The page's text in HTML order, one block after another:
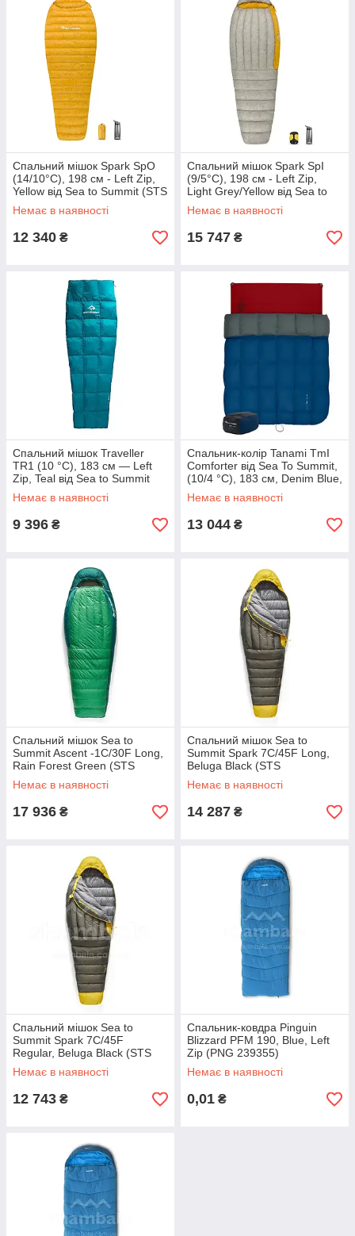
Спальний мішок Spark SpO
(14/10°C), 198 см - Left Zip,
Yellow від Sea to Summit (STS
ASP0-L)
Немає в наявності
12 340 ₴
Спальний мішок Spark SpI
(9/5°C), 198 см - Left Zip,
Light Grey/Yellow від Sea to
Summit (STS ASP1-L)
Немає в наявності
15 747 ₴
Спальний мішок Traveller
TR1 (10 °C), 183 см — Left
Zip, Teal від Sea to Summit
(STS ATR1-R) 2019 MK official
Немає в наявності
9 396 ₴
Спальник-колір Tanami TmI
Comforter від Sea To Summit,
(10/4 °C), 183 см, Denim Blue,
Queen (STS ATM1-Q) MK MK
Немає в наявності
13 044 ₴
Спальний мішок Sea to
Summit Ascent -1C/30F Long,
Rain Forest Green (STS
ASL041101-212002)
Немає в наявності
17 936 ₴
Спальний мішок Sea to
Summit Spark 7C/45F Long,
Beluga Black (STS
ASL041072-210102)
Немає в наявності
14 287 ₴
Спальний мішок Sea to
Summit Spark 7C/45F
Regular, Beluga Black (STS
ASL041072-050101)
Немає в наявності
12 743 ₴
Спальник-ковдра Pinguin
Blizzard PFM 190, Blue, Left
Zip (PNG 239355)
Немає в наявності
0,01 ₴